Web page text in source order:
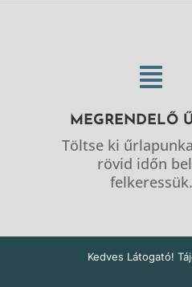

MEGRENDELŐ
Töltse ki
rövid időn
felkeressük.
Minden jog
Kedves Látogató!